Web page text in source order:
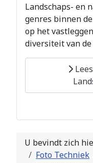
Landschaps- en
genres binnen
op het
diversiteit van
U bevindt zich
Foto Techniek